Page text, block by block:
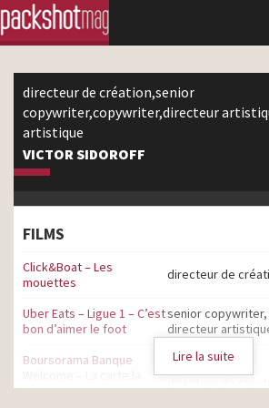
directeur de création,senior
copywriter,copywriter,directeur
artistique
VICTOR SIDOROFF
FILMS
Click&Boat – Les
mouettes
directeur de
Uber Eats – Ligue 1 – C’est
bon d’aimer le foot
senior copywriter,
directeur
Boursorama Banque
Welcome – La carte la
moins chère pour les
Lire la suite